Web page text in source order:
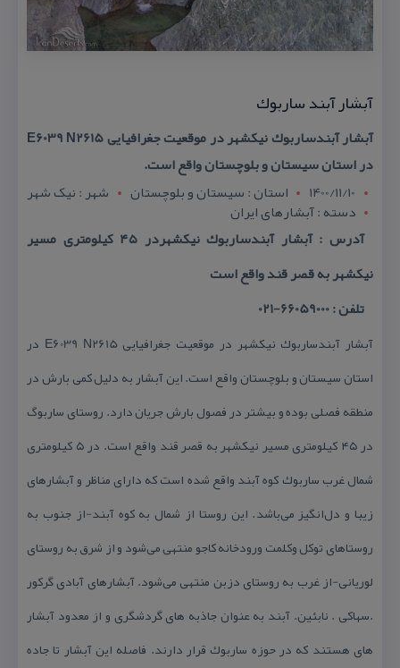
آبشار آبند ساربوك
آبشار آبندساربوك نیكشهر در موقعیت جغرافیایی E6039 N2615
در استان سیستان و بلوچستان واقع است.
1400/11/10
استان : سيستان و بلوچستان شهر : نيک شهر
دسته : آبشارهای ایران
آدرس : آبشار آبندساربوك نیكشهردر ۴۵ كیلومتری مسیر
نیكشهر به قصر قند واقع است
تلفن : 66059000-021
آبشار آبندساربوك نیكشهر در موقعیت جغرافیایی E6039 N2615 در
استان سیستان و بلوچستان واقع است. این آبشار به دلیل كمی بارش در
منطقه فصلی بوده و بیشتر در فصول بارش جریان دارد. روستای ساربوگ
در ۴۵ كیلومتری مسیر نیكشهر به قصر قند واقع است. در ۵ كیلومتری
شمال غرب ساربوك كوه آبند واقع شده است كه دارای مناظر و آبشارهای
زیبا و دل‌انگیز می‌باشد. این روستا از شمال به كوه آبند-از جنوب به
روستاهای توكل وكلمت ورودخانه كاجو منتهی می‌شود و از شرق به روستای
لوریانی-از غرب به روستای دزبن منتهی می‌شود. آبشارهای آبادی گركور
.سهاكی . نابئین. آبند به عنوان جاذبه های گردشگری و از معدود آبشار
های هستند كه در حوزه ساربوك قرار دارند. فاصله این آبشار تا جاده